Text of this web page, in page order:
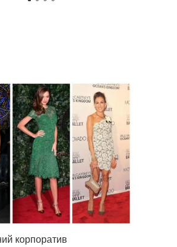
корпоратив